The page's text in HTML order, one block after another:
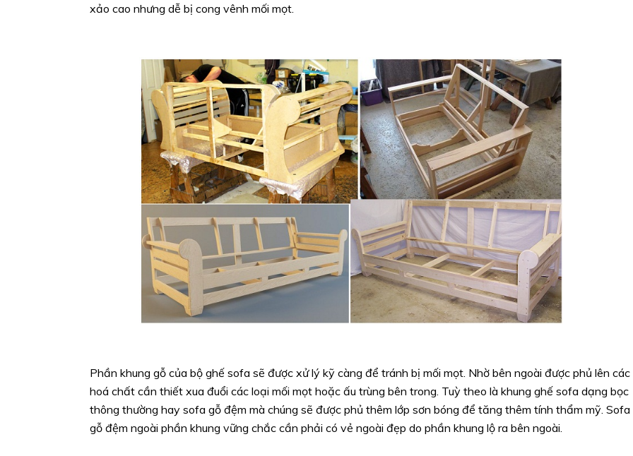
xảo cao nhưng dễ bị cong vênh mối mọt.
Phần khung gỗ của bộ ghế sofa sẽ được xử lý kỹ càng để tránh bị mối mọt. Nhờ bên ngoài được phủ lên các
hoá chất cần thiết xua đuổi các loại mối mọt hoặc ấu trùng bên trong. Tuỳ theo là khung ghế sofa dạng bọc
thông thường hay sofa gỗ đệm mà chúng sẽ được phủ thêm lớp sơn bóng để tăng thêm tính thẩm mỹ. Sofa
gỗ đệm ngoài phần khung vững chắc cần phải có vẻ ngoài đẹp do phần khung lộ ra bên ngoài.